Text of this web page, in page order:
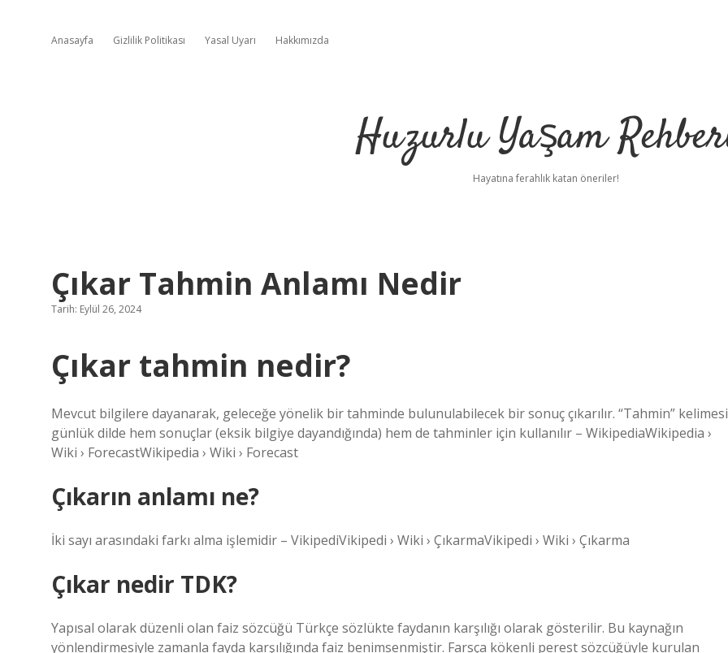
Anasayfa Gizlilik Politikası Yasal Uyarı Hakkımızda
Huzurlu Yaşam
Hayatına ferahlık katan öneriler!
Çıkar Tahmin Anlamı Nedir
Tarih: Eylül 26, 2024
Çıkar tahmin nedir?
Mevcut bilgilere dayanarak, geleceğe yönelik bir tahminde bulunulabilecek bir sonuç çıkarılır. “Tahmin” kelimesi
günlük dilde hem sonuçlar (eksik bilgiye dayandığında) hem de tahminler için kullanılır – WikipediaWikipedia ›
Wiki › ForecastWikipedia › Wiki › Forecast
Çıkarın anlamı ne?
İki sayı arasındaki farkı alma işlemidir – VikipediVikipedi › Wiki › ÇıkarmaVikipedi › Wiki › Çıkarma
Çıkar nedir TDK?
Yapısal olarak düzenli olan faiz sözcüğü Türkçe sözlükte faydanın karşılığı olarak gösterilir. Bu kaynağın
yönlendirmesiyle zamanla fayda karşılığında faiz benimsenmiştir. Farsça kökenli perest sözcüğüyle kurulan